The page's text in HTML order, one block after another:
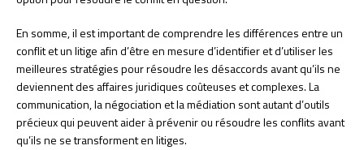
En somme, il est important de comprendre les différences entre un
conflit et un litige afin d’être en mesure d’identifier et d’utiliser les
meilleures stratégies pour résoudre les désaccords avant qu’ils ne
deviennent des affaires juridiques coûteuses et complexes. La
communication, la négociation et la médiation sont autant d’outils
précieux qui peuvent aider à prévenir ou résoudre les conflits avant
qu’ils ne se transforment en litiges.